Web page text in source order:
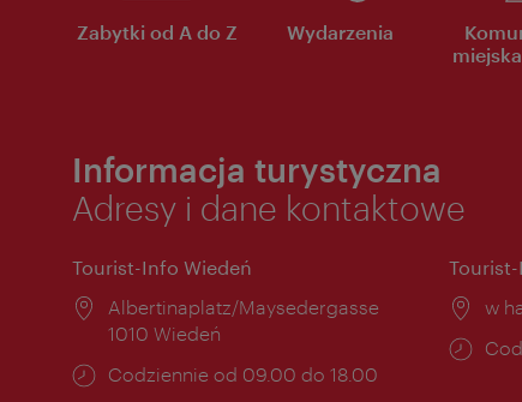
Zabytki od A do Z Wydarzenia
Informacja turystyczna
Adresy i dane kontaktowe
Tourist-Info Wiedeń
Miejsce:
Albertinaplatz/Maysedergasse
1010 Wiedeń
Godziny
Codziennie od 09.00 do 18.00
w